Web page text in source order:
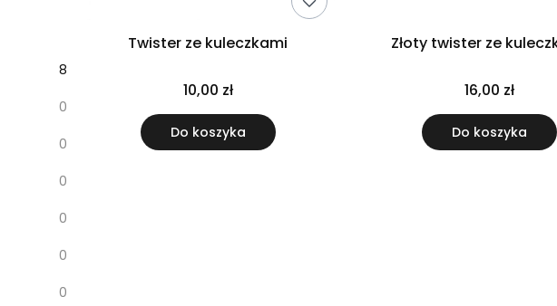
8
0
0
0
0
0
0
Twister ze kuleczkami
10,00 zł
Do koszyka
Złoty twister ze
16,00 zł
Do koszyka